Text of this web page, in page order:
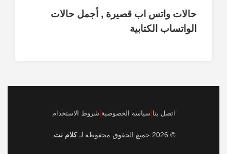
حالات واتس اب قصيرة , أجمل حالات
الواتساب الكتابية
اتصل بنا سياسة الخصوصية شروط الاستخدام
© 2026 جميع الحقوق محفوظة لـ كلام نت